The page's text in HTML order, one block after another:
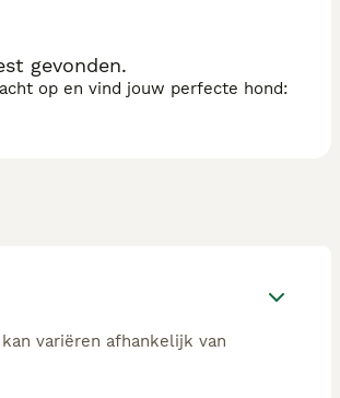
gevonden.
op en vind jouw perfecte hond:
variëren afhankelijk van